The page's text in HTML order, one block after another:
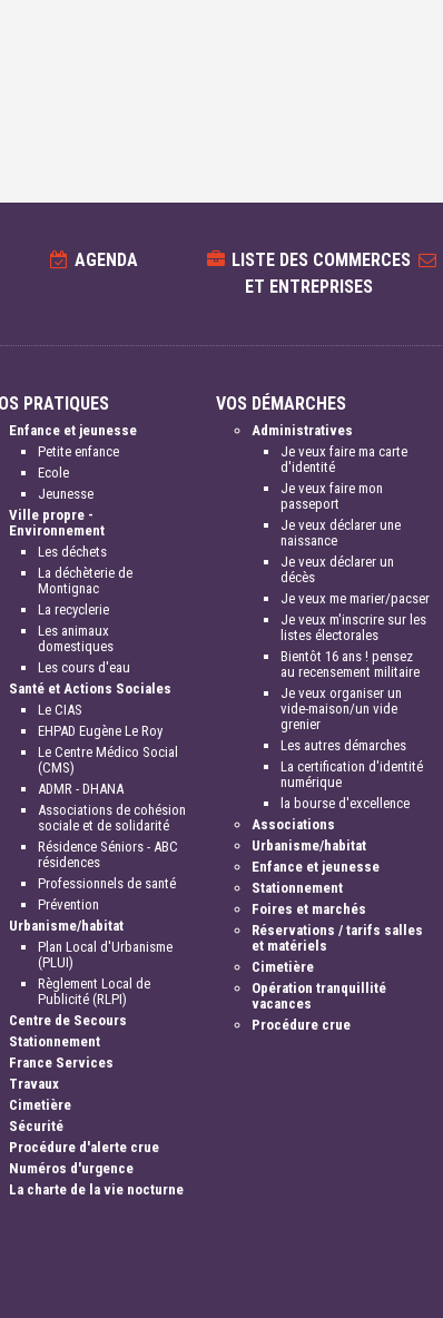
AGENDA
LISTE DES COMMERCES
ET ENTREPRISES
PRATIQUES
Enfance et jeunesse
Petite enfance
Ecole
Jeunesse
Ville propre -
Environnement
Les déchets
La déchèterie de
Montignac
La recyclerie
Les animaux
domestiques
Les cours d'eau
Santé et Actions Sociales
Le CIAS
EHPAD Eugène Le Roy
Le Centre Médico Social
(CMS)
ADMR - DHANA
Associations de cohésion
sociale et de solidarité
Résidence Séniors - ABC
résidences
Professionnels de santé
Prévention
Urbanisme/habitat
Plan Local d'Urbanisme
(PLUI)
Règlement Local de
Publicité (RLPI)
Centre de Secours
Stationnement
France Services
Travaux
Cimetière
Sécurité
Procédure d'alerte crue
Numéros d'urgence
La charte de la vie nocturne
VOS DÉMARCHES
Administratives
Je veux faire ma carte
d'identité
Je veux faire mon
passeport
Je veux déclarer une
naissance
Je veux déclarer un
décès
Je veux me marier/pacser
Je veux m'inscrire sur les
listes électorales
Bientôt 16 ans ! pensez
au recensement militaire
Je veux organiser un
vide-maison/un vide
grenier
Les autres démarches
La certification d'identité
numérique
la bourse d'excellence
Associations
Urbanisme/habitat
Enfance et jeunesse
Stationnement
Foires et marchés
Réservations / tarifs salles
et matériels
Cimetière
Opération tranquillité
vacances
Procédure crue